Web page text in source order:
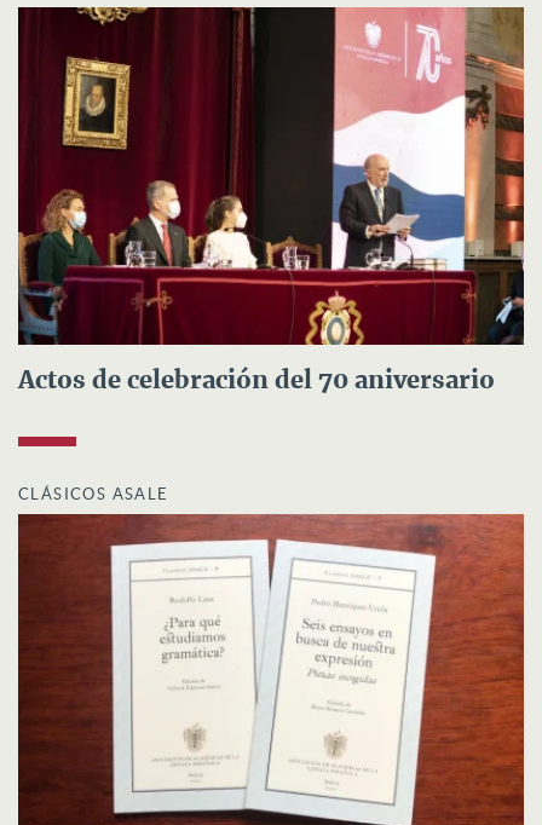
Actos de celebración del 70 aniversario
CLÁSICOS ASALE